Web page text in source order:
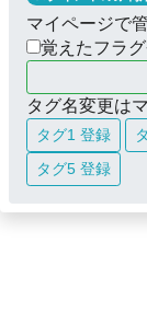
マイページで
覚えたフラ
タグ名変更は
タグ1 登録
タグ5 登録